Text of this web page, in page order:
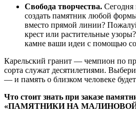
Свобода творчества. Сегодня
создать памятник любой
вместо прямой линии?
крест или растительные узоры?
камне ваши идеи с помощью
Карельский гранит — чемпион по
сорта служат десятилетиями.
— и память о близком человеке будет
Что стоит знать при заказе
«ПАМЯТНИКИНА